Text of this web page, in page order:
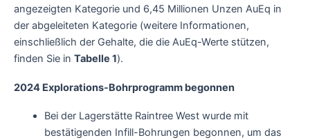
angezeigten Kategorie und 6,45 Millionen Unzen AuEq in
der abgeleiteten Kategorie (weitere Informationen,
einschließlich der Gehalte, die die AuEq-Werte stützen,
finden Sie in Tabelle 1).
2024 Explorations-Bohrprogramm begonnen
Bei der Lagerstätte Raintree West wurde mit
bestätigenden Infill-Bohrungen begonnen, um das